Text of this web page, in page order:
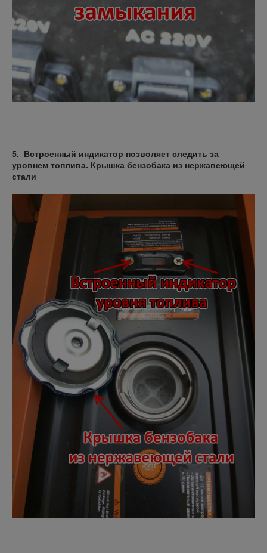
5. Встроенный индикатор позволяет следить за
уровнем топлива. Крышка бензобака из нержавеющей
стали